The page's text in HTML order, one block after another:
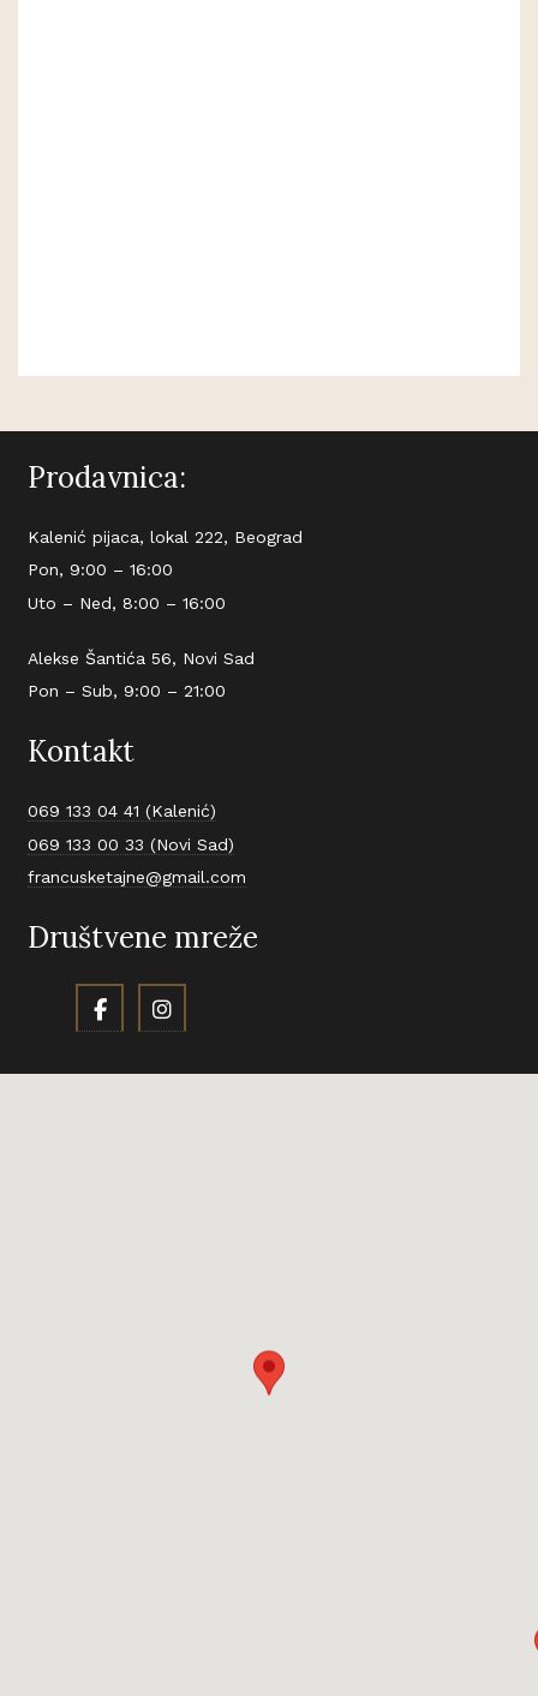
Prodavnica:
Kalenić pijaca, lokal 222, Beograd
Pon, 9:00 – 16:00
Uto – Ned, 8:00 – 16:00
Alekse Šantića 56, Novi Sad
Pon – Sub, 9:00 – 21:00
Kontakt
069 133 04 41 (Kalenić)
069 133 00 33 (Novi Sad)
francusketajne@gmail.com
Društvene mreže